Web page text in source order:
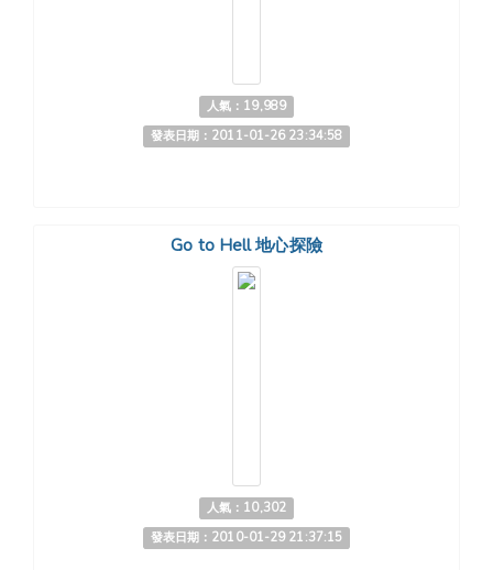
人氣：19,989
發表日期：2011-01-26 23:34:58
Go to Hell 地心探險
人氣：10,302
發表日期：2010-01-29 21:37:15